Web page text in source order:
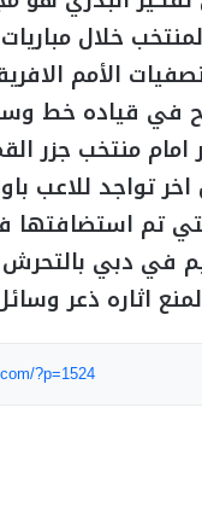
خلال
الأمم
في قياده خط
امام منتخب جزر
اخر تواجد
تم
في دبي بالتحرش
اثاره ذعر
?p=1524